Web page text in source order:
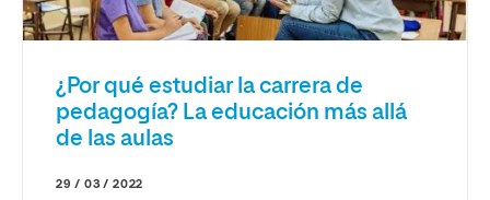
¿Por qué estudiar la carrera de
pedagogía? La educación más allá
de las aulas
29 / 03 / 2022